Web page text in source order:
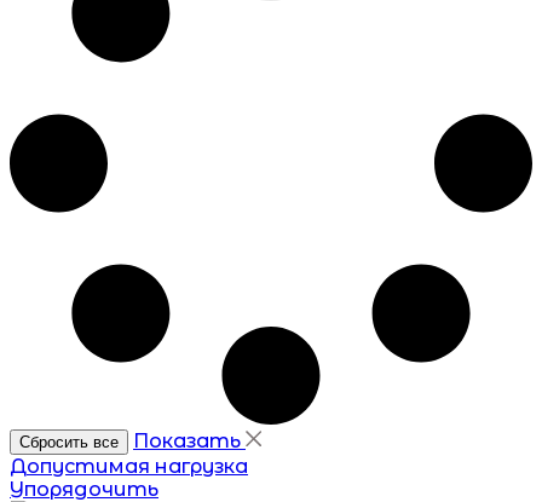
Показать
Допустимая нагрузка
Упорядочить